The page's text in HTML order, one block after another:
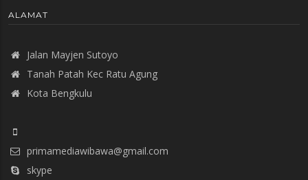
ALAMAT
Jalan Mayjen Sutoyo
Tanah Patah Kec Ratu Agung
Kota Bengkulu
primamediawibawa@gmail.com
skype